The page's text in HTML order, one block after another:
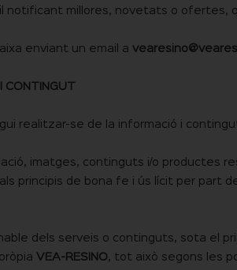
notificant millores, novetats o ofertes,
enviant un email a
CONTINGUT
realitzar-se de la informació i
imatges, continguts i/o productes
principis de bona fe i ús lícit per
dels serveis o continguts, sota el
VEA-RESINO, tot això segons les